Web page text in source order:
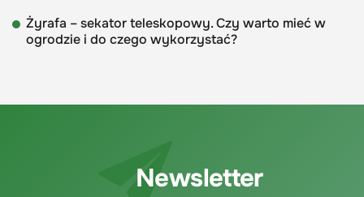
Żyrafa – sekator teleskopowy. Czy warto mieć w
ogrodzie i do czego wykorzystać?
Newsletter